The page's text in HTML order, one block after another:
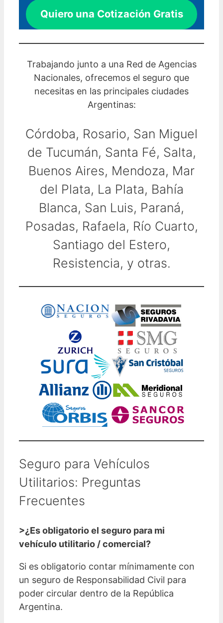
Quiero una Cotización Gratis
Trabajando junto a una Red de Agencias
Nacionales, ofrecemos el seguro que
necesitas en las principales ciudades
Argentinas:
Córdoba, Rosario, San Miguel
de Tucumán, Santa Fé, Salta,
Buenos Aires, Mendoza, Mar
del Plata, La Plata, Bahía
Blanca, San Luis, Paraná,
Posadas, Rafaela, Río Cuarto,
Santiago del Estero,
Resistencia, y otras.
Seguro para Vehículos
Utilitarios: Preguntas
Frecuentes
>¿Es obligatorio el seguro para mi
vehículo utilitario / comercial?
Si es obligatorio contar mínimamente con
un seguro de Responsabilidad Civil para
poder circular dentro de la República
Argentina.